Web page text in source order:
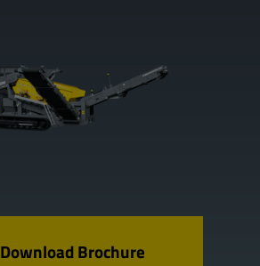
Download Brochure